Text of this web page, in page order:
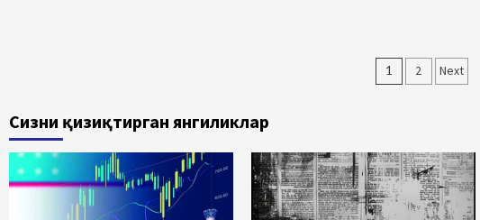
Maqolalar
1 2 Next
Сизни қизиқтирган янгиликлар